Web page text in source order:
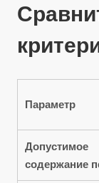
Параметр
Допустимое
содержание